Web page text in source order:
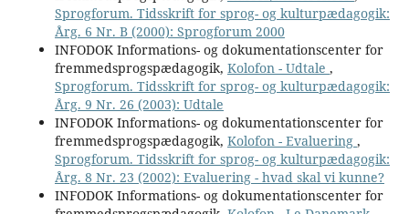
Sprogforum. Tidsskrift for sprog- og kulturpædagogik:
Årg. 6 Nr. B (2000): Sprogforum 2000
INFODOK Informations- og dokumentationscenter for
fremmedsprogspædagogik, Kolofon - Udtale ,
Sprogforum. Tidsskrift for sprog- og kulturpædagogik:
Årg. 9 Nr. 26 (2003): Udtale
INFODOK Informations- og dokumentationscenter for
fremmedsprogspædagogik, Kolofon - Evaluering ,
Sprogforum. Tidsskrift for sprog- og kulturpædagogik:
Årg. 8 Nr. 23 (2002): Evaluering - hvad skal vi kunne?
INFODOK Informations- og dokumentationscenter for